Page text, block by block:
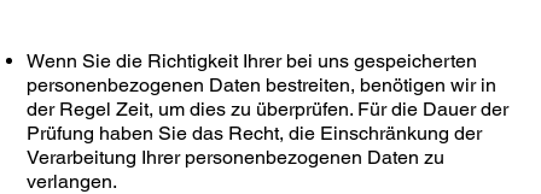
Wenn Sie die Richtigkeit Ihrer bei uns gespeicherten
personenbezogenen Daten bestreiten, benötigen wir in
der Regel Zeit, um dies zu überprüfen. Für die Dauer der
Prüfung haben Sie das Recht, die Einschränkung der
Verarbeitung Ihrer personenbezogenen Daten zu
verlangen.